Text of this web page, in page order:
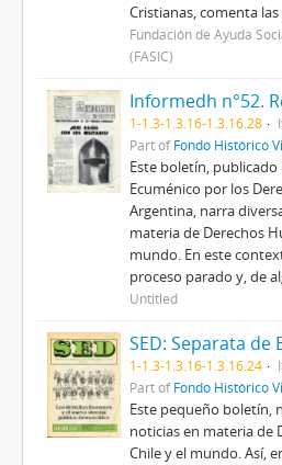
Cristianas, comenta
Fundación de Ayuda
(FASIC)
1-1.3-1.3.16-1.3.16.28
Part ofFondo Histórico
Este boletín,
Ecuménico por los
Argentina, narra
materia de Derechos
mundo. En este
proceso parado y, de
Untitled
1-1.3-1.3.16-1.3.16.24
Part ofFondo Histórico
Este pequeño boletín,
noticias en materia de
Chile y el mundo. Así,